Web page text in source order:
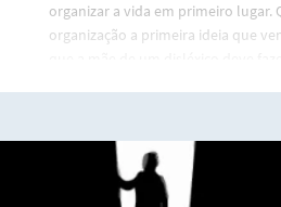
organizar a vida em primeiro lugar.
organização a primeira ideia que
do banho, hora de brincar e/ou
quanto o dever de